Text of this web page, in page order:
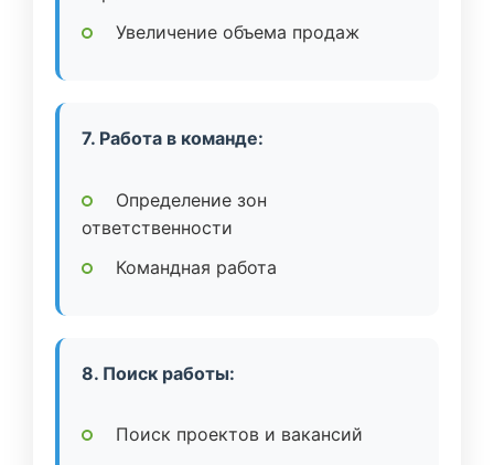
Увеличение объема продаж
7. Работа в команде:
Определение зон
ответственности
Командная работа
8. Поиск работы:
Поиск проектов и вакансий